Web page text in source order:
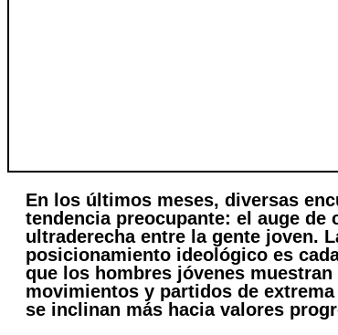
En los últimos meses, diversas
tendencia preocupante: el auge
ultraderecha entre la gente joven.
posicionamiento ideológico es
que los hombres jóvenes
movimientos y partidos de
se inclinan más hacia valores